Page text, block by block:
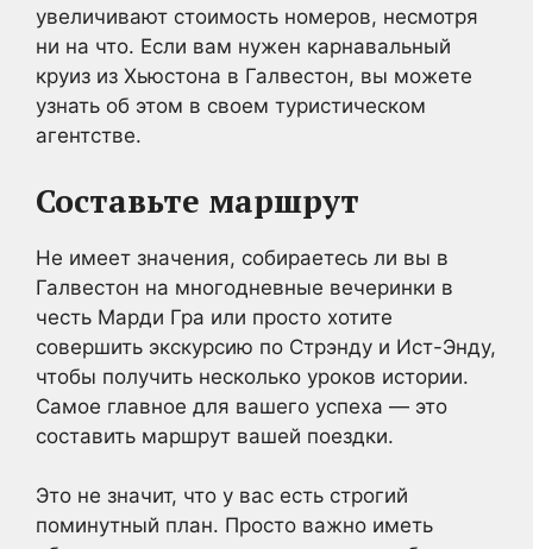
увеличивают стоимость номеров, несмотря
ни на что. Если вам нужен карнавальный
круиз из Хьюстона в Галвестон, вы можете
узнать об этом в своем туристическом
агентстве.
Составьте маршрут
Не имеет значения, собираетесь ли вы в
Галвестон на многодневные вечеринки в
честь Марди Гра или просто хотите
совершить экскурсию по Стрэнду и Ист-Энду,
чтобы получить несколько уроков истории.
Самое главное для вашего успеха — это
составить маршрут вашей поездки.
Это не значит, что у вас есть строгий
поминутный план. Просто важно иметь